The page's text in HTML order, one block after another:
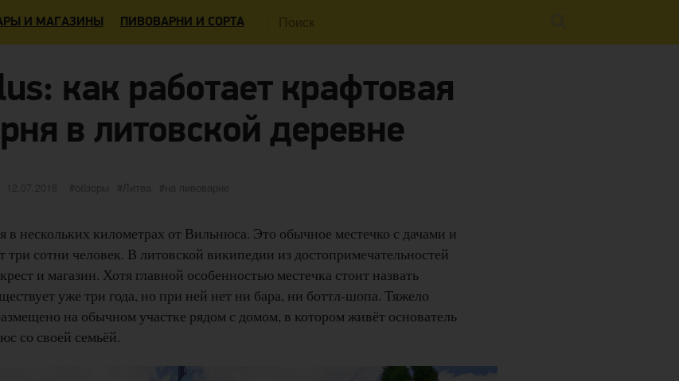
Поиск:
И МАГАЗИНЫ ПИВОВАРНИ И СОРТА
как работает крафтовая
в литовской деревне
Опубликовано
12.07.2018 категории
обзоры Метки
Литва на пивоварне
в нескольких километрах от Вильнюса. Это обычное местечко с дачами и
три сотни человек. В литовской википедии из достопримечательностей
и магазин. Хотя главной особенностью местечка стоит назвать
уже три года, но при ней нет ни бара, ни боттл-шопа. Тяжело
на обычном участке рядом с домом, в котором живёт основатель
со своей семьёй.